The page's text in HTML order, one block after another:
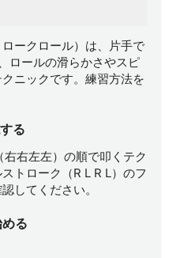
ークロール）は、片手で
ロールの滑らかさやスピ
ニックです。練習方法を
る
右右左左）の順で叩くテク
トローク（R L R L）のフ
してください。
る